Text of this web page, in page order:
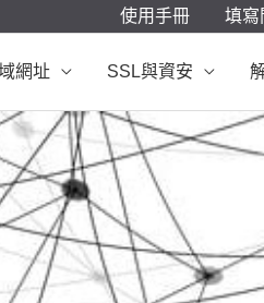
使用手冊 填寫
網址 SSL與資安